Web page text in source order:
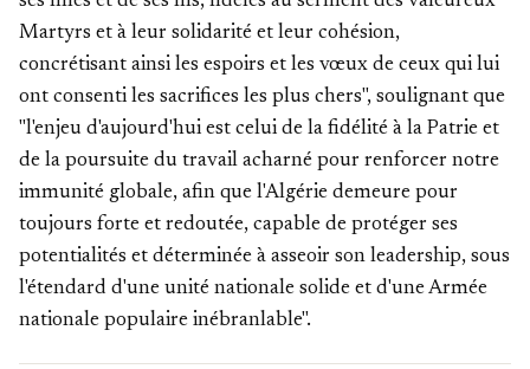
Martyrs et à leur solidarité et leur cohésion,
concrétisant ainsi les espoirs et les vœux de ceux qui lui
ont consenti les sacrifices les plus chers", soulignant que
"l'enjeu d'aujourd'hui est celui de la fidélité à la Patrie et
de la poursuite du travail acharné pour renforcer notre
immunité globale, afin que l'Algérie demeure pour
toujours forte et redoutée, capable de protéger ses
potentialités et déterminée à asseoir son leadership, sous
l'étendard d'une unité nationale solide et d'une Armée
nationale populaire inébranlable".